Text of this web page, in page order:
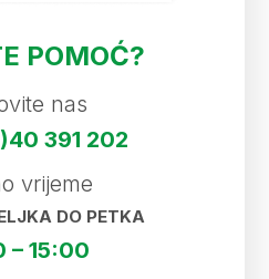
POMOĆ?
nas
391 202
vrijeme
DO PETKA
– 15:00